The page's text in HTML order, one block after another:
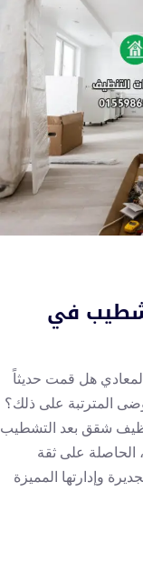
في
هل قمت حديثاً
المترتبة على ذلك؟
شقق بعد التشطيب
على ثقة
وإدارتها المميزة